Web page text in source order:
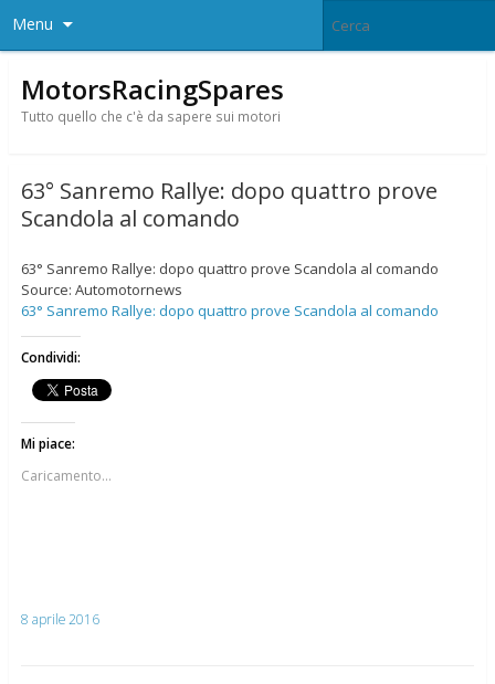
Menu
MotorsRacingSpares
Tutto quello che c'è da sapere sui motori
63° Sanremo Rallye: dopo quattro prove
Scandola al comando
63° Sanremo Rallye: dopo quattro prove Scandola al comando
Source: Automotornews
63° Sanremo Rallye: dopo quattro prove Scandola al comando
Condividi:
Mi piace:
Caricamento...
8 aprile 2016